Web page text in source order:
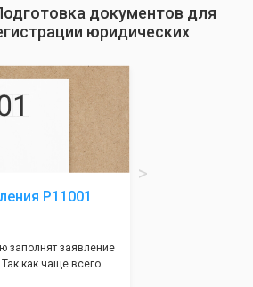
документов для
юридических
Р11001
заполнят заявление
как чаще всего